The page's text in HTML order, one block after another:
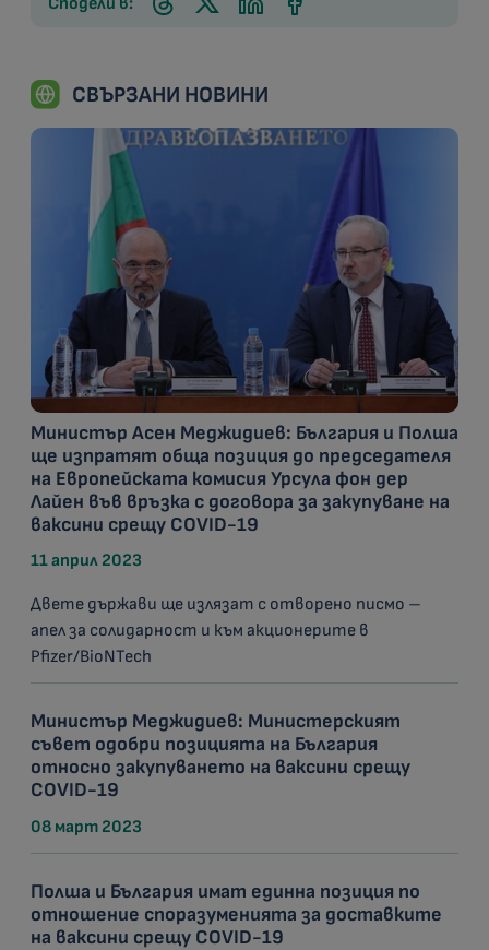
СВЪРЗАНИ НОВИНИ
Министър Асен Меджидиев: България и Полша
ще изпратят обща позиция до председателя
на Европейската комисия Урсула фон дер
Лайен във връзка с договора за закупуване на
ваксини срещу COVID-19
11 април 2023
Двете държави ще излязат с отворено писмо –
апел за солидарност и към акционерите в
Pfizer/BioNTech
Министър Меджидиев: Министерският
съвет одобри позицията на България
относно закупуването на ваксини срещу
COVID-19
08 март 2023
Полша и България имат единна позиция по
отношение споразуменията за доставките
на ваксини срещу COVID-19